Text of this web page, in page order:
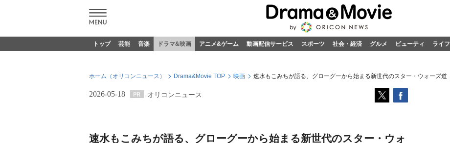
トップ 芸能 音楽 ドラマ&映画 アニメ&ゲーム 動画配信サービス スポーツ 社会・経済 グルメ ビューティ ライフ
ホーム（オリコンニュース） Drama&Movie TOP 映画 速水もこみちが語る、グローグーから始まる新世代のスター・ウォーズ道
2026-05-18 オリコンニュース
速水もこみちが語る、グローグーから始まる新世代のスター・ウォ